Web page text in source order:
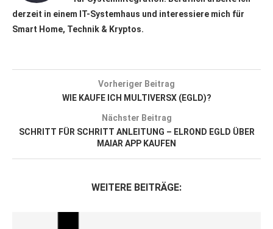
derzeit in einem IT-Systemhaus und interessiere mich für
Smart Home, Technik & Kryptos.
Vorheriger Beitrag
WIE KAUFE ICH MULTIVERSX (EGLD)?
Nächster Beitrag
SCHRITT FÜR SCHRITT ANLEITUNG – ELROND EGLD ÜBER
MAIAR APP KAUFEN
WEITERE BEITRÄGE: